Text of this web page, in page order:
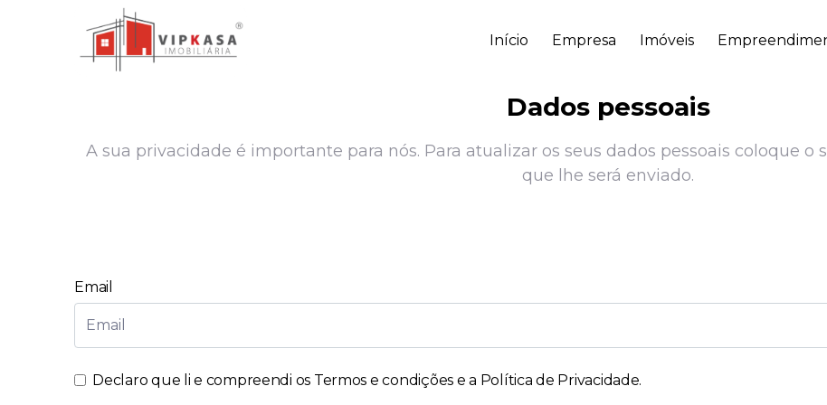
Início Empresa Imóveis
Dados pessoais
A sua privacidade é importante para nós. Para atualizar os seus dados pessoais coloque o
que lhe será enviado.
Email
Declaro que li e compreendi os Termos e condições e a Política de Privacidade.